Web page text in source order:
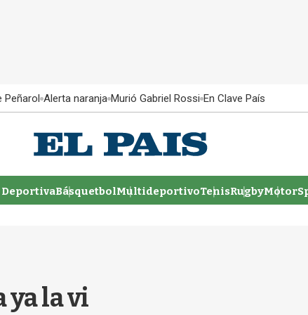
Peñarol Alerta naranja Murió Gabriel Rossi En Clave País
BásquetbolMultideportivoTenisRugby
la vi